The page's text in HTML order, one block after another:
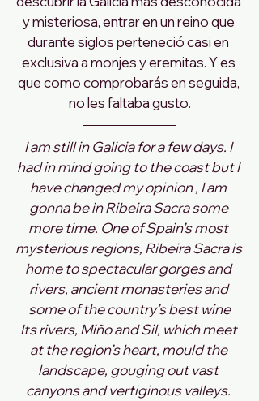
y misteriosa, entrar en un reino que
durante siglos perteneció casi en
exclusiva a monjes y eremitas. Y es
que como comprobarás en seguida,
no les faltaba gusto.
I am still in Galicia for a few days. I
had in mind going to the coast but I
have changed my opinion , I am
gonna be in Ribeira Sacra some
more time. One of Spain’s most
mysterious regions, Ribeira Sacra is
home to spectacular gorges and
rivers, ancient monasteries and
some of the country’s best wine
Its rivers, Miño and Sil, which meet
at the region’s heart, mould the
landscape, gouging out vast
canyons and vertiginous valleys.